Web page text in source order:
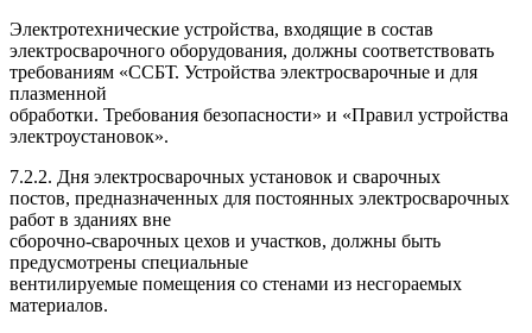
Электротехнические устройства, входящие в состав
электросварочного оборудования, должны соответствовать
требованиям «ССБТ. Устройства электросварочные и для
плазменной
обработки. Требования безопасности» и «Правил устройства
электроустановок».
7.2.2. Дня электросварочных установок и сварочных
постов, предназначенных для постоянных электросварочных
работ в зданиях вне
сборочно-сварочных цехов и участков, должны быть
предусмотрены специальные
вентилируемые помещения со стенами из несгораемых
материалов.